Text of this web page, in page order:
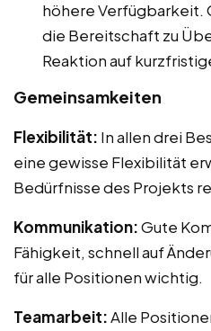
höhere Verfügbarkeit.
die Bereitschaft zu
Reaktion auf
Gemeinsamkeiten
Flexibilität: In allen drei
eine gewisse Flexibilität
Bedürfnisse des Projekts
Kommunikation:Gute
Fähigkeit, schnell auf
für alle Positionen wichtig.
Teamarbeit:Alle